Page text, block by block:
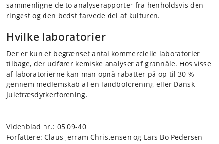
sammenligne de to analyserapporter fra henholdsvis den
ringest og den bedst farvede del af kulturen.
Hvilke laboratorier
Der er kun et begrænset antal kommercielle laboratorier
tilbage, der udfører kemiske analyser af grannåle. Hos visse
af laboratorierne kan man opnå rabatter på op til 30 %
gennem medlemskab af en landboforening eller Dansk
Juletræsdyrkerforening.
Videnblad nr.: 05.09-40
Forfattere: Claus Jerram Christensen og Lars Bo Pedersen